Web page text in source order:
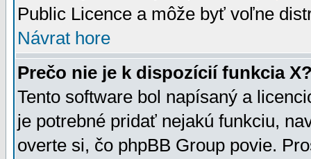
Public Licence a môže byť voľne
Návrat hore
Prečo nie je k dispozícií funkcia
Tento software bol napísaný a
je potrebné pridať nejakú funkciu,
overte si, čo phpBB Group povie.